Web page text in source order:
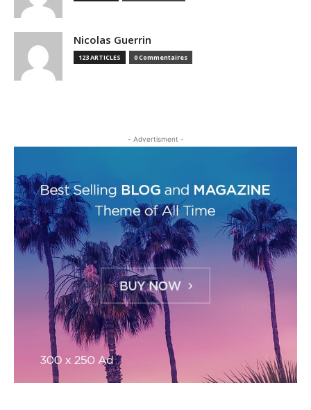
Nicolas Guerrin
123 ARTICLES 0 Commentaires
- Advertisment -